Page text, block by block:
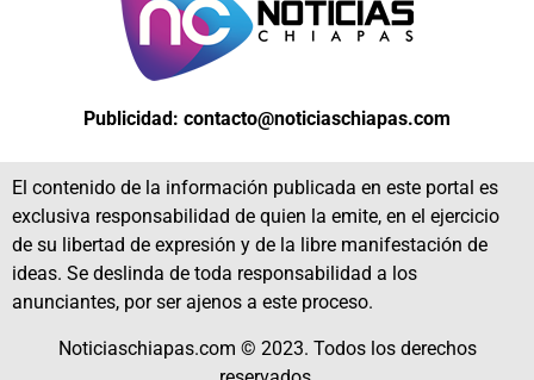
Publicidad: contacto@noticiaschiapas.com
El contenido de la información publicada en este portal es
exclusiva responsabilidad de quien la emite, en el ejercicio
de su libertad de expresión y de la libre manifestación de
ideas. Se deslinda de toda responsabilidad a los
anunciantes, por ser ajenos a este proceso.
Noticiaschiapas.com © 2023. Todos los derechos